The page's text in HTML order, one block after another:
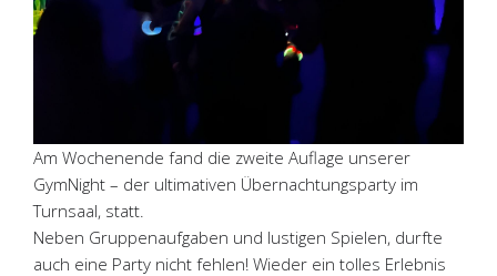
Am Wochenende fand die zweite Auflage unserer
GymNight – der ultimativen Übernachtungsparty im
Turnsaal, statt.
Neben Gruppenaufgaben und lustigen Spielen, durfte
auch eine Party nicht fehlen! Wieder ein tolles Erlebnis